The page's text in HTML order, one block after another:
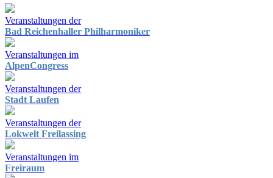
Veranstaltungen der
Bad Reichenhaller Philharmoniker
Veranstaltungen im
AlpenCongress
Veranstaltungen der
Stadt Laufen
Veranstaltungen der
Lokwelt Freilassing
Veranstaltungen im
Freiraum